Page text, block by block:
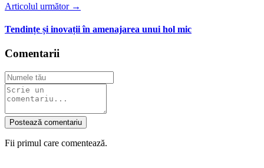
Articolul următor →
Tendințe și inovații în amenajarea unui hol mic
Comentarii
Postează comentariu
Fii primul care comentează.